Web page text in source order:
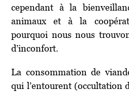
cependant à la
animaux et à la
pourquoi nous nous
d’inconfort.
La consommation de
qui l’entourent (occultation